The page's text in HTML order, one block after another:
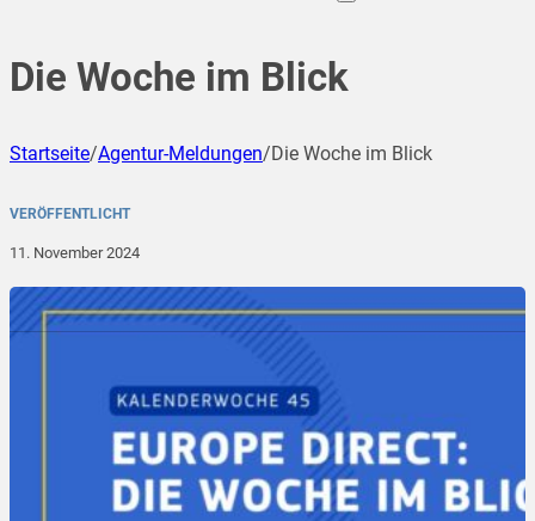
Die Woche im Blick
Startseite/Agentur-Meldungen/Die Woche im Blick
VERÖFFENTLICHT
11. November 2024